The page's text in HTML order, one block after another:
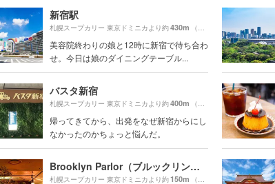
新宿駅
札幌スープカリー 東京ドミニカより約430m （徒歩8分）
美容院終わりの娘と12時に新宿で待ち合わ
せ。今日は娘のダイニングテーブル...
バスタ新宿
札幌スープカリー 東京ドミニカより約400m （徒歩7分）
帰ってきてから、出発をなぜ新宿からにし
なかったのかちょっと悩んだ。
Brooklyn Parlor（ブルックリンパーラー）
札幌スープカリー 東京ドミニカより約150m （徒歩3分）